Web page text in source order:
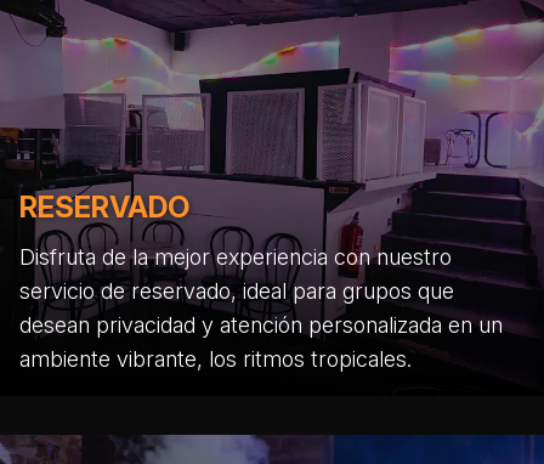
RESERVADO
Disfruta de la mejor experiencia con nuestro
servicio de reservado, ideal para grupos que
desean privacidad y atención personalizada en un
ambiente vibrante, los ritmos tropicales.